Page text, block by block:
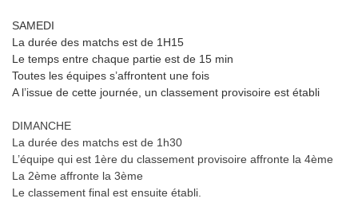
SAMEDI
La durée des matchs est de 1H15
Le temps entre chaque partie est de 15 min
Toutes les équipes s’affrontent une fois
A l’issue de cette journée, un classement provisoire est établi
DIMANCHE
La durée des matchs est de 1h30
L’équipe qui est 1ère du classement provisoire affronte la 4ème
La 2ème affronte la 3ème
Le classement final est ensuite établi.